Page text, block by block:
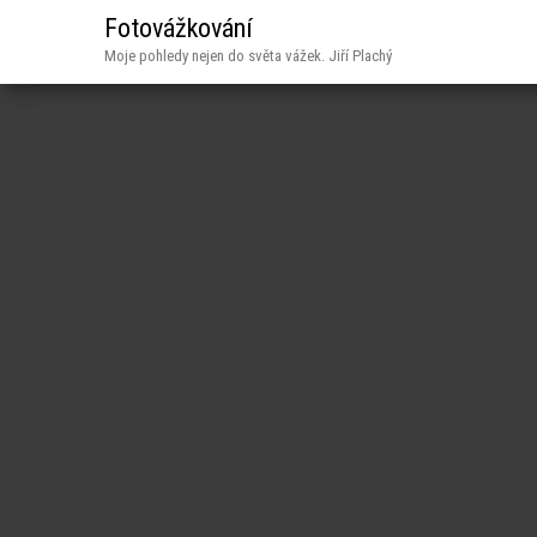
Fotovážkování
Moje pohledy nejen do světa vážek. Jiří Plachý